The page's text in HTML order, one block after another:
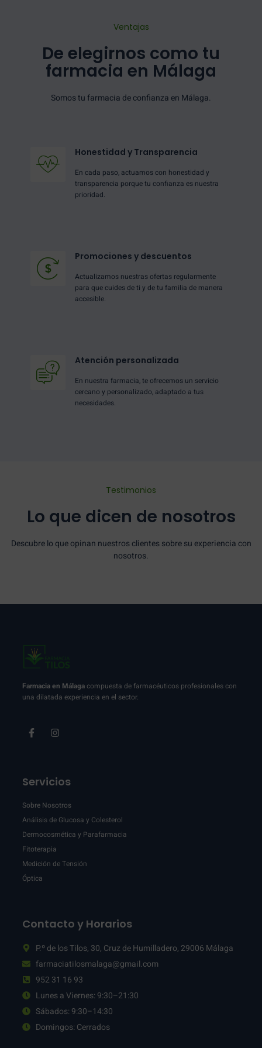
Ventajas
De elegirnos como tu
farmacia en Málaga
Somos tu farmacia de confianza en Málaga.
Honestidad y Transparencia
En cada paso, actuamos con honestidad y
transparencia porque tu confianza es nuestra
prioridad.
Promociones y descuentos
Actualizamos nuestras ofertas regularmente
para que cuides de ti y de tu familia de manera
accesible.
Atención personalizada
En nuestra farmacia, te ofrecemos un servicio
cercano y personalizado, adaptado a tus
necesidades.
Testimonios
Lo que dicen de nosotros
Descubre lo que opinan nuestros clientes sobre su experiencia con
nosotros.
Farmacia en Málagacompuesta de farmacéuticos profesionales con
una dilatada experiencia en el sector.
Servicios
Sobre Nosotros
Análisis de Glucosa y Colesterol
Dermocosmética y Parafarmacia
Fitoterapia
Medición de Tensión
Óptica
Contacto y Horarios
P.º de los Tilos, 30, Cruz de Humilladero, 29006 Málaga
farmaciatilosmalaga@gmail.com
952 31 16 93
Lunes a Viernes: 9:30–21:30
Sábados: 9:30–14:30
Domingos: Cerrados